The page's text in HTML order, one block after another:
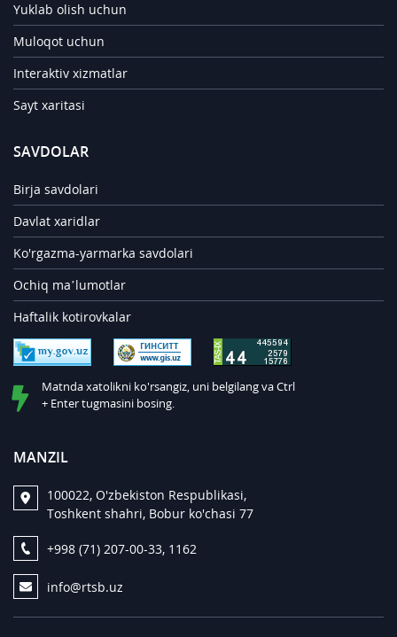
Yuklab olish uchun
Muloqot uchun
Interaktiv xizmatlar
Sayt xaritasi
SAVDOLAR
Birja savdolari
Davlat xaridlar
Ko'rgazma-yarmarka savdolari
Ochiq ma’lumotlar
Haftalik kotirovkalar
Matnda xatolikni ko'rsangiz, uni belgilang va Ctrl
+ Enter tugmasini bosing.
MANZIL
100022, O'zbekiston Respublikasi,
Toshkent shahri, Bobur ko'chasi 77
+998 (71) 207-00-33, 1162
info@rtsb.uz